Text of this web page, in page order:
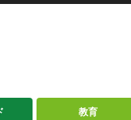
教育